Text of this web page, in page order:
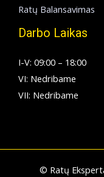
Ratų Balansavimas
Darbo Laikas
I-V: 09:00 – 18:00
VI: Nedribame
VII: Nedribame
© Ratų